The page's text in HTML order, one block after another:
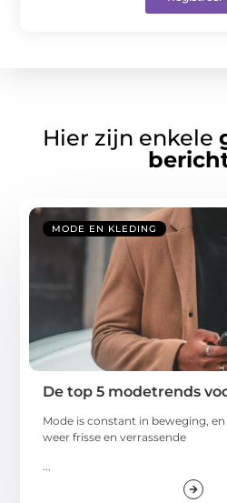
Hier zijn enkele
MODE EN KLEDING
De top 5 modetrends
Mode is constant in beweging,
weer frisse en verrassende
...